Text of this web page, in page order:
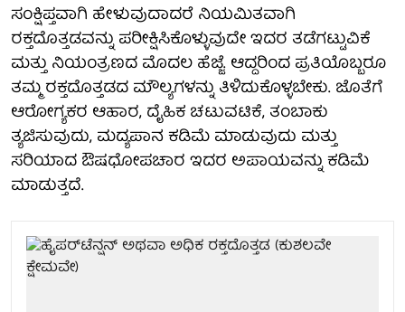
ಸಂಕ್ಷಿಪ್ತವಾಗಿ ಹೇಳುವುದಾದರೆ ನಿಯಮಿತವಾಗಿ
ರಕ್ತದೊತ್ತಡವನ್ನು ಪರೀಕ್ಷಿಸಿಕೊಳ್ಳುವುದೇ ಇದರ ತಡೆಗಟ್ಟುವಿಕೆ
ಮತ್ತು ನಿಯಂತ್ರಣದ ಮೊದಲ ಹೆಜ್ಜೆ. ಆದ್ದರಿಂದ ಪ್ರತಿಯೊಬ್ಬರೂ
ತಮ್ಮ ರಕ್ತದೊತ್ತಡದ ಮೌಲ್ಯಗಳನ್ನು ತಿಳಿದುಕೊಳ್ಳಬೇಕು. ಜೊತೆಗೆ
ಆರೋಗ್ಯಕರ ಆಹಾರ, ದೈಹಿಕ ಚಟುವಟಿಕೆ, ತಂಬಾಕು
ತ್ಯಜಿಸುವುದು, ಮದ್ಯಪಾನ ಕಡಿಮೆ ಮಾಡುವುದು ಮತ್ತು
ಸರಿಯಾದ ಔಷಧೋಪಚಾರ ಇದರ ಅಪಾಯವನ್ನು ಕಡಿಮೆ
ಮಾಡುತ್ತದೆ.